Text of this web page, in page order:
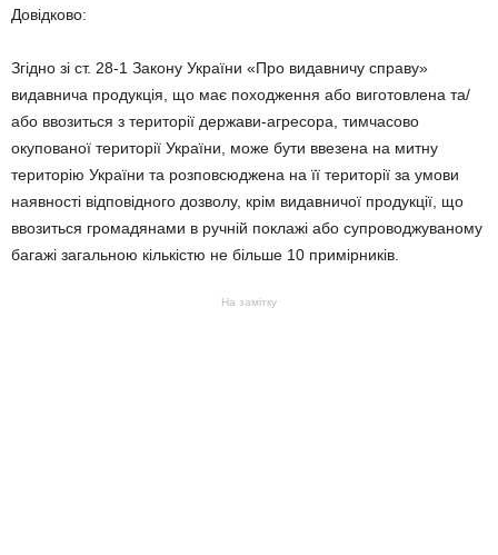
Довідково:
Згідно зі ст. 28-1 Закону України «Про видавничу справу»
видавнича продукція, що має походження або виготовлена та/
або ввозиться з території держави-агресора, тимчасово
окупованої території України, може бути ввезена на митну
територію України та розповсюджена на її території за умови
наявності відповідного дозволу, крім видавничої продукції, що
ввозиться громадянами в ручній поклажі або супроводжуваному
багажі загальною кількістю не більше 10 примірників.
На замітку